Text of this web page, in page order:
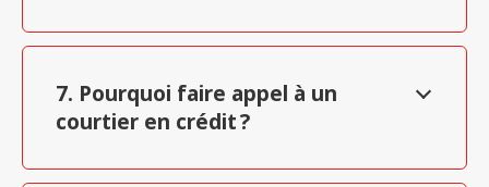
7. Pourquoi faire appel à un
courtier en crédit ?